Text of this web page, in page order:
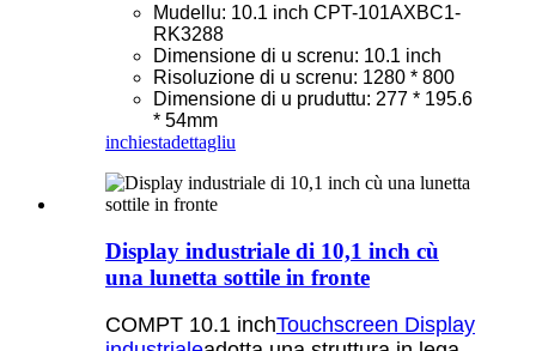
Mudellu: 10.1 inch CPT-101AXBC1-
RK3288
Dimensione di u screnu: 10.1 inch
Risoluzione di u screnu: 1280 * 800
Dimensione di u pruduttu: 277 * 195.6
* 54mm
inchiestadettagliu
Display industriale di 10,1 inch cù
una lunetta sottile in fronte
COMPT 10.1 inchTouchscreen Display